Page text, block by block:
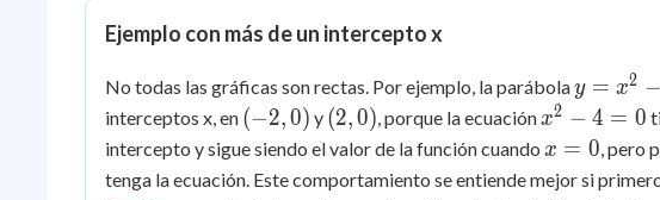
Ejemplo con más de un intercepto x
No todas las gráficas son rectas. Por ejemplo, la parábolay =
x^2
- 4
y = x2 −
interceptos x, en (-2,
0)
(−2,0) y (2,
0)
(2, 0) , porque la ecuación x^2
- 4
= 0
x2 − 4 = 0
intercepto y sigue siendo el valor de la función cuando x
=
x = 0 , pero
tenga la ecuación. Este comportamiento se entiende mejor si